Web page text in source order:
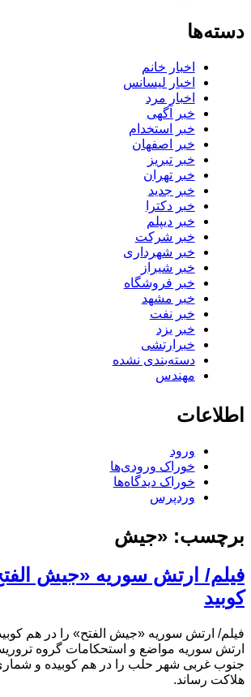
دسته‌ها
اخبار خانم
اخبار لیسانس
اخبار مرد
خبر آگهی
خبر استخدام
خبر اصفهان
خبر تبریز
خبر تهران
خبر جدید
خبر دکترا
خبر دیپلم
خبر شرکت
خبر شهرداری
خبر شیراز
خبر فروشگاه
خبر مشهد
خبر نفت
خبر یزد
خبرارتشی
دسته‌بندی نشده
مهندس
اطلاعات
ورود
خوراک ورودی‌ها
خوراک دیدگاه‌ها
وردپرس
برچسب: «جیش
فیلم/ ارتش سوریه «جیش
کوبید
فیلم/ ارتش سوریه «جیش الفتح» را در هم
ارتش سوریه مواضع و استحکامات گروه
جنوب غربی شهر حلب را در هم کوبیده و شماری
هلاکت رساند.